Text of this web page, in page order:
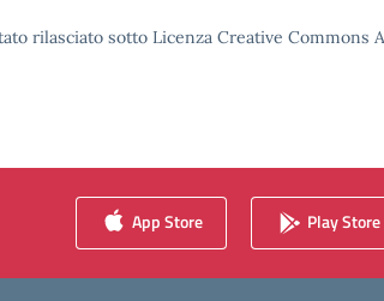
rilasciato sotto Licenza Creative Commons
App Store Play Store